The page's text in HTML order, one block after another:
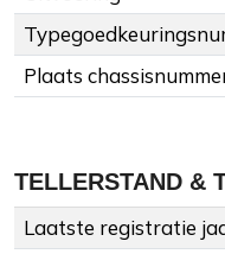
Plaats
TELLERSTAND &
Laatste registratie